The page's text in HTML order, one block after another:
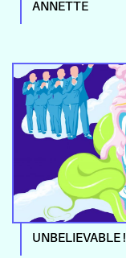
ANNETTE
UNBELIEVABLE !